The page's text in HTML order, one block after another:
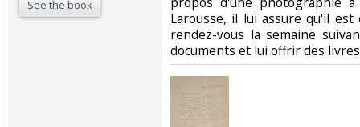
See the book
Larousse, il lui assure qu'il
rendez-vous la semaine
documents et lui offrir des